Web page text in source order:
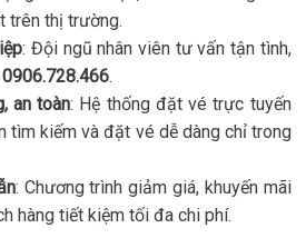
trên thị trường.
: Đội ngũ nhân viên tư vấn tận tình,
0906.728.466.
an toàn: Hệ thống đặt vé trực tuyến
tìm kiếm và đặt vé dễ dàng chỉ trong
: Chương trình giảm giá, khuyến mãi
hàng tiết kiệm tối đa chi phí.